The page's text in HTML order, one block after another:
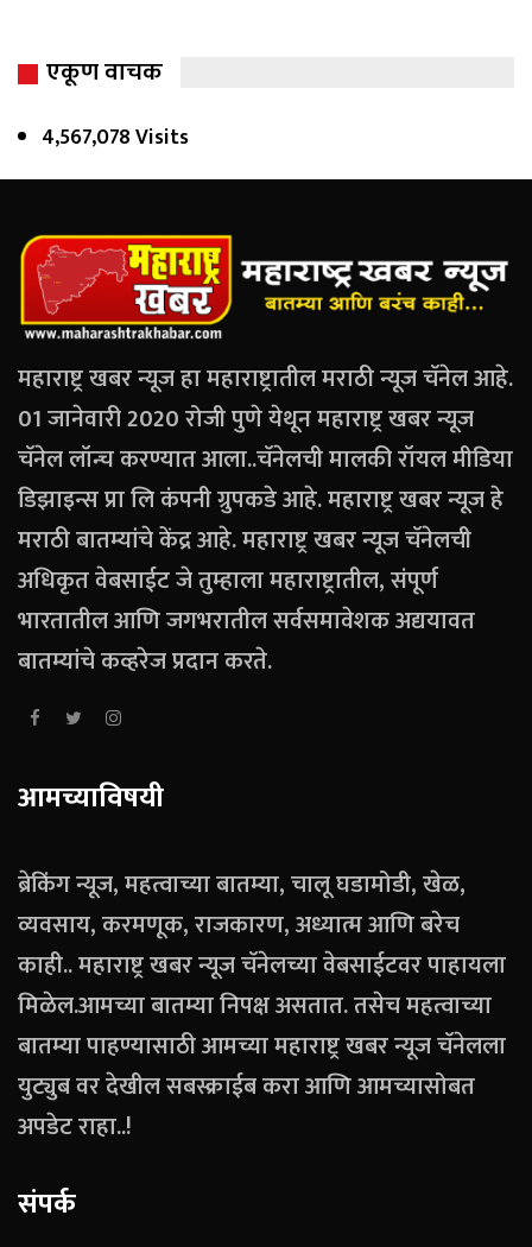
एकूण वाचक
4,567,078 Visits
महाराष्ट्र खबर न्यूज हा महाराष्ट्रातील मराठी न्यूज चॅनेल आहे.
01 जानेवारी 2020 रोजी पुणे येथून महाराष्ट्र खबर न्यूज
चॅनेल लॉन्च करण्यात आला..चॅनेलची मालकी रॉयल मीडिया
डिझाइन्स प्रा लि कंपनी ग्रुपकडे आहे. महाराष्ट्र खबर न्यूज हे
मराठी बातम्यांचे केंद्र आहे. महाराष्ट्र खबर न्यूज चॅनेलची
अधिकृत वेबसाईट जे तुम्हाला महाराष्ट्रातील, संपूर्ण
भारतातील आणि जगभरातील सर्वसमावेशक अद्ययावत
बातम्यांचे कव्हरेज प्रदान करते.
आमच्याविषयी
ब्रेकिंग न्यूज, महत्वाच्या बातम्या, चालू घडामोडी, खेळ,
व्यवसाय, करमणूक, राजकारण, अध्यात्म आणि बरेच
काही.. महाराष्ट्र खबर न्यूज चॅनेलच्या वेबसाईटवर पाहायला
मिळेल.आमच्या बातम्या निपक्ष असतात. तसेच महत्वाच्या
बातम्या पाहण्यासाठी आमच्या महाराष्ट्र खबर न्यूज चॅनेलला
युट्युब वर देखील सबस्क्राईब करा आणि आमच्यासोबत
अपडेट राहा..!
संपर्क